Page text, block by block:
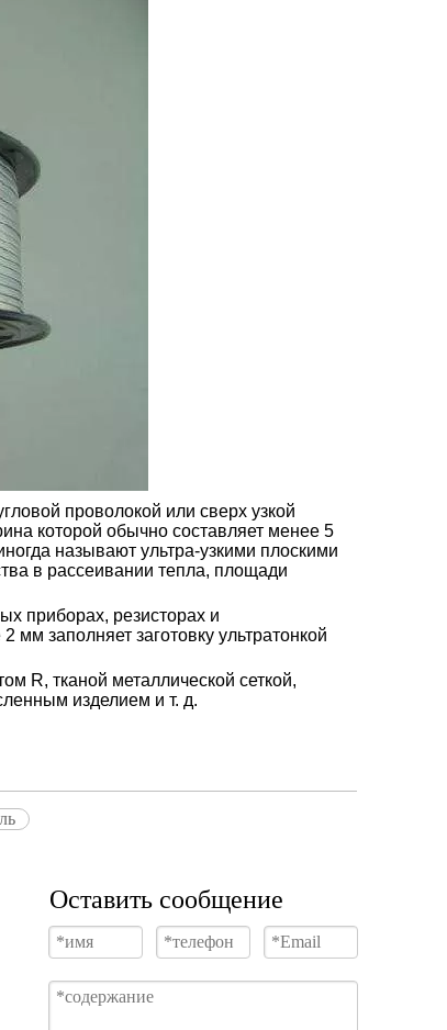
проволокой или сверх узкой
которой обычно составляет менее 5
называют ультра-узкими плоскими
в рассеивании тепла, площади
приборах, резисторах и
заполняет заготовку ультратонкой
R, тканой металлической сеткой,
изделием и т. д.
Оставить сообщение